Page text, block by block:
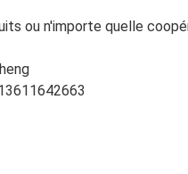
ou n'importe quelle